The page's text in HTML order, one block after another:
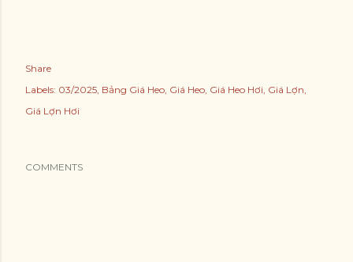
Share
Labels: 03/2025 Bảng Giá Heo Giá Heo Giá Heo Hơi Giá Lợn
Giá Lợn Hơi
COMMENTS